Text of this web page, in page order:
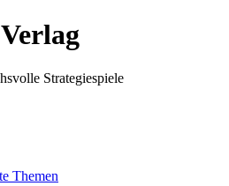
Strategiespiele
Themen